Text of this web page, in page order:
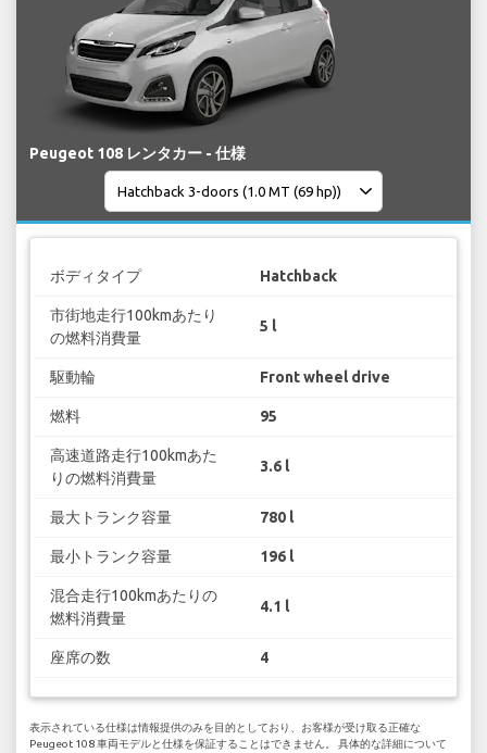
Peugeot 108 レンタカー - 仕様
ボディタイプ Hatchback
市街地走行100kmあたり
の燃料消費量
5 l
駆動輪 Front wheel drive
燃料 95
高速道路走行100kmあた
りの燃料消費量
3.6 l
最大トランク容量 780 l
最小トランク容量 196 l
混合走行100kmあたりの
燃料消費量
4.1 l
座席の数 4
表示されている仕様は情報提供のみを目的としており、お客様が受け取る正確な
Peugeot 108 車両モデルと仕様を保証することはできません。 具体的な詳細について